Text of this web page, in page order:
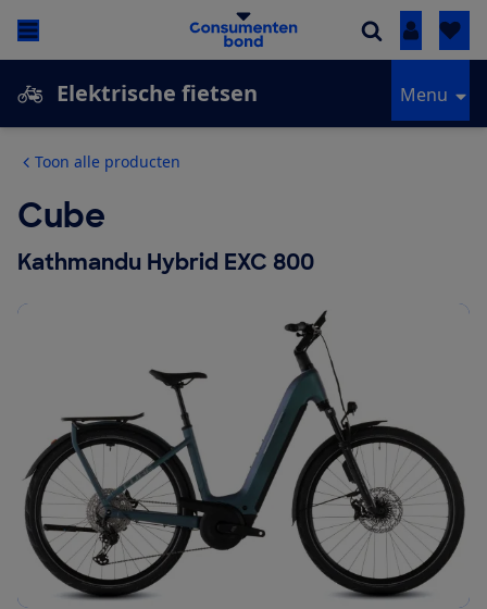
Inloggen
Elektrische fietsen Menu
Toon alle producten
Cube
Kathmandu Hybrid EXC 800